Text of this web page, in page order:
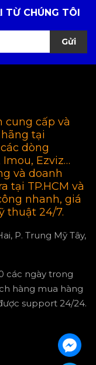
TỪ CHÚNG TÔI
Gửi
cung cấp và
tại
dòng
Ezviz…
và doanh
tại TP.HCM và
nhanh, giá
thuật 24/7.
P. Trung Mỹ Tây,
các ngày trong
hàng mua hàng
support 24/24.